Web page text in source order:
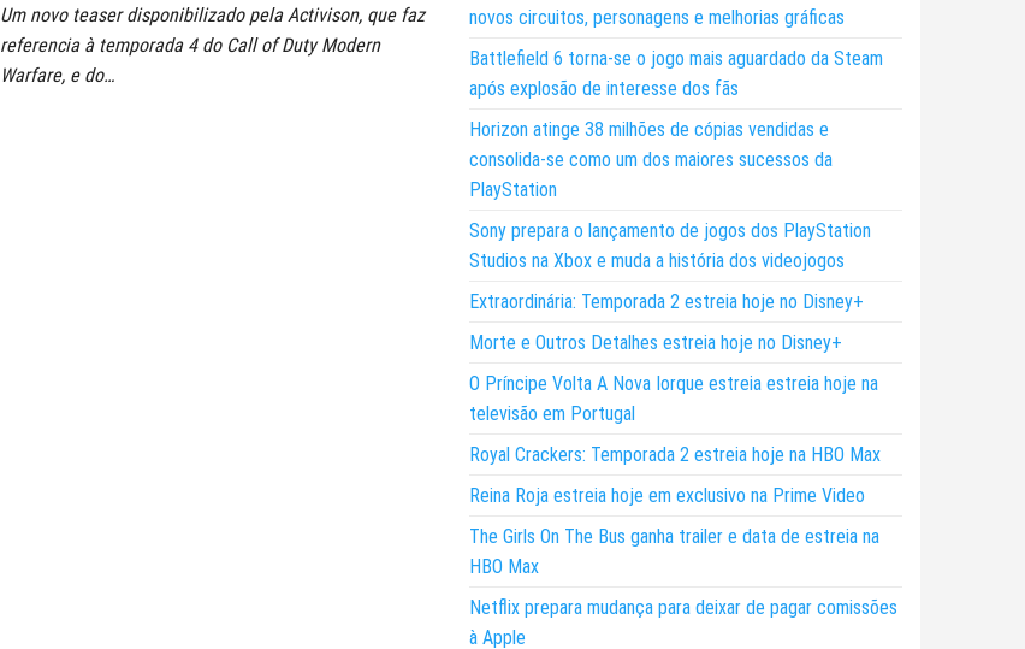
Um novo teaser disponibilizado pela Activison, que faz
referencia à temporada 4 do Call of Duty Modern
Warfare, e do…
novos circuitos, personagens e melhorias gráficas
Battlefield 6 torna-se o jogo mais aguardado da Steam
após explosão de interesse dos fãs
Horizon atinge 38 milhões de cópias vendidas e
consolida-se como um dos maiores sucessos da
PlayStation
Sony prepara o lançamento de jogos dos PlayStation
Studios na Xbox e muda a história dos videojogos
Extraordinária: Temporada 2 estreia hoje no Disney+
Morte e Outros Detalhes estreia hoje no Disney+
O Príncipe Volta A Nova Iorque estreia estreia hoje na
televisão em Portugal
Royal Crackers: Temporada 2 estreia hoje na HBO Max
Reina Roja estreia hoje em exclusivo na Prime Video
The Girls On The Bus ganha trailer e data de estreia na
HBO Max
Netflix prepara mudança para deixar de pagar comissões
à Apple